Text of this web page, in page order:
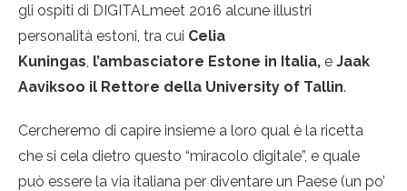
gli ospiti di DIGITALmeet 2016 alcune illustri
personalità estoni, tra cui Celia
Kuningas l’ambasciatore Estone in Italia, e Jaak
Aaviksoo il Rettore della University of Tallin.
Cercheremo di capire insieme a loro qual è la ricetta
che si cela dietro questo “miracolo digitale”, e quale
può essere la via italiana per diventare un Paese (un po’